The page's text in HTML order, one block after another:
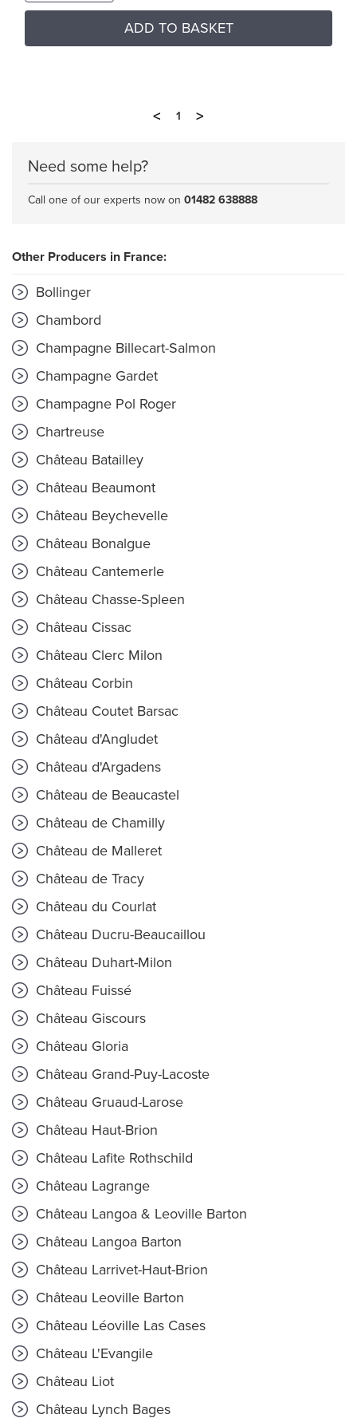
ADD TO BASKET
< 1 >
Need some help?
Call one of our experts now on 01482 638888
Other Producers in France:
Bollinger
Chambord
Champagne Billecart-Salmon
Champagne Gardet
Champagne Pol Roger
Chartreuse
Château Batailley
Château Beaumont
Château Beychevelle
Château Bonalgue
Château Cantemerle
Château Chasse-Spleen
Château Cissac
Château Clerc Milon
Château Corbin
Château Coutet Barsac
Château d'Angludet
Château d'Argadens
Château de Beaucastel
Château de Chamilly
Château de Malleret
Château de Tracy
Château du Courlat
Château Ducru-Beaucaillou
Château Duhart-Milon
Château Fuissé
Château Giscours
Château Gloria
Château Grand-Puy-Lacoste
Château Gruaud-Larose
Château Haut-Brion
Château Lafite Rothschild
Château Lagrange
Château Langoa & Leoville Barton
Château Langoa Barton
Château Larrivet-Haut-Brion
Château Leoville Barton
Château Léoville Las Cases
Château L'Evangile
Château Liot
Château Lynch Bages